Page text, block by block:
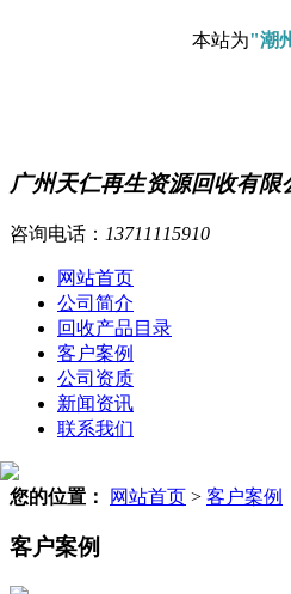
本站为"潮
广州天仁再生资源回收有限
咨询电话： 13711115910
网站首页
公司简介
回收产品目录
客户案例
公司资质
新闻资讯
联系我们
您的位置： 网站首页 > 客户案例
客户案例